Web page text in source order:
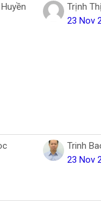
Trịnh
23 Nov
Trinh
23 Nov